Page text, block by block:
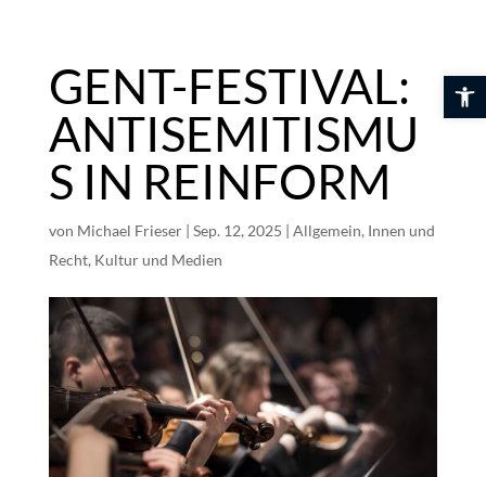
GENT-FESTIVAL:
ANTISEMITISMU
S IN REINFORM
von Michael Frieser| Sep. 12, 2025 | Allgemein, Innen und
Recht, Kultur und Medien